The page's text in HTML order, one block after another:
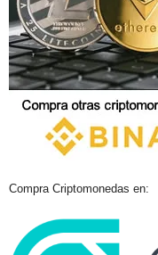
Compra Criptomonedas en: